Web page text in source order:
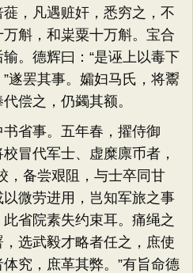
，凡遇赃奸，悉穷之，不
斛，和粜粟十万斛。宝合
。德辉曰：“是诬上以毒下
遂罢其事。孀妇马氏，将鬻
偿之，仍蠲其额。
省事。五年春，擢侍御
冒代军士、虚糜廪币者，
，备尝艰阻，与士卒同甘
微劳进用，岂知军旅之事
省院素失约束耳。痛绳之
选武毅才略者任之，庶使
究，庶革其弊。”有旨命德